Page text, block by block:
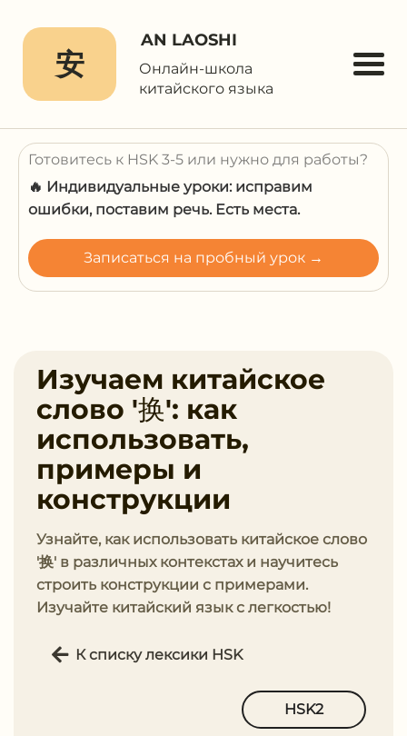
安
AN LAOSHI
Онлайн-школа
китайского языка
Готовитесь к HSK 3-5 или нужно для работы?
🔥 Индивидуальные уроки: исправим
ошибки, поставим речь. Есть места.
Записаться на пробный урок →
Изучаем китайское
слово '换': как
использовать,
примеры и
конструкции
Узнайте, как использовать китайское слово
'换' в различных контекстах и научитесь
строить конструкции с примерами.
Изучайте китайский язык с легкостью!
К списку лексики HSK
HSK2